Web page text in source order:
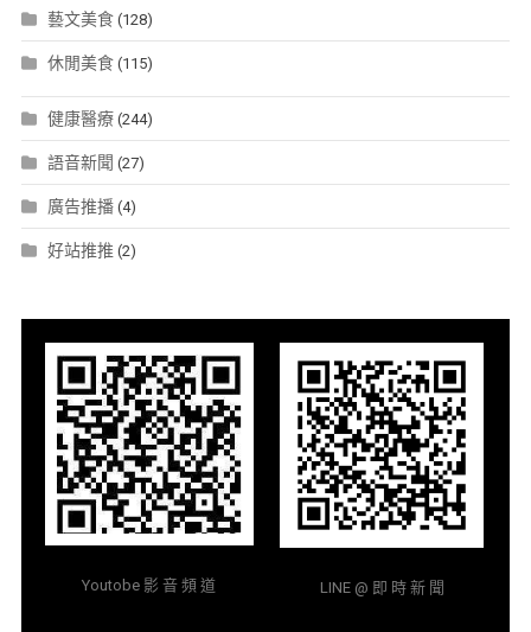
藝文美食(128)
休閒美食(115)
健康醫療(244)
語音新聞 (27)
廣告推播(4)
好站推推 (2)
Youtobe 影 音 頻 道 LINE @ 即 時 新 聞